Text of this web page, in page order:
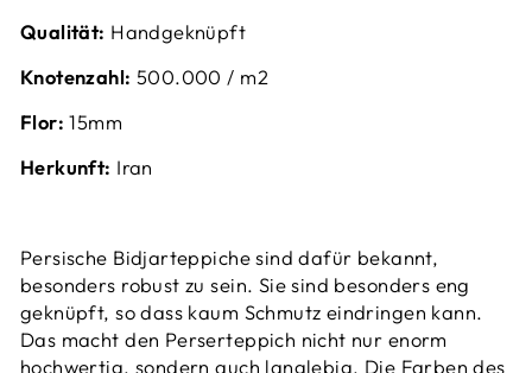
Qualität: Handgeknüpft
Knotenzahl: 500.000 / m2
Flor: 15mm
Herkunft: Iran
Persische Bidjarteppiche sind dafür bekannt,
besonders robust zu sein. Sie sind besonders eng
geknüpft, so dass kaum Schmutz eindringen kann.
Das macht den Perserteppich nicht nur enorm
hochwertig, sondern auch langlebig. Die Farben des